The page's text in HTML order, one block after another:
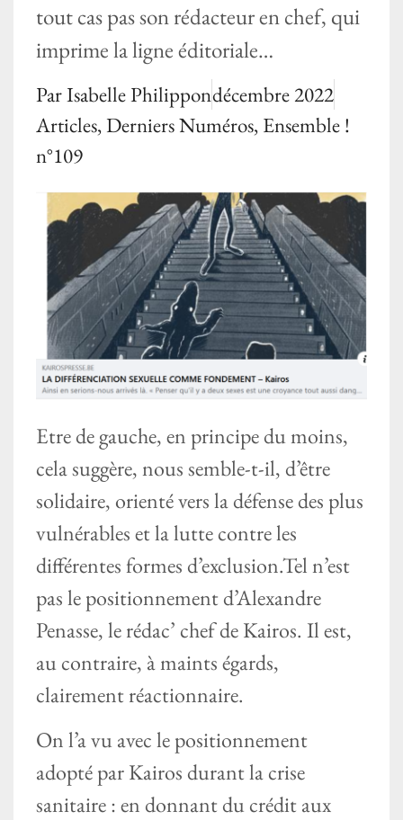
tout cas pas son rédacteur en chef, qui
imprime la ligne éditoriale…
ParIsabelle Philippondécembre 2022
Articles,Derniers Numéros, Ensemble !
n°109
Etre de gauche, en principe du moins,
cela suggère, nous semble-t-il, d’être
solidaire, orienté vers la défense des plus
vulnérables et la lutte contre les
différentes formes d’exclusion.Tel n’est
pas le positionnement d’Alexandre
Penasse, le rédac’ chef de Kairos. Il est,
au contraire, à maints égards,
clairement réactionnaire.
On l’a vu avec le positionnement
adopté par Kairos durant la crise
sanitaire : en donnant du crédit aux